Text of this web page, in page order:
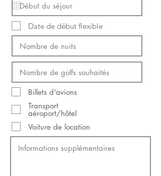
Date de début flexible
Billets d'avions
Transport
aéroport/hôtel
Voiture de location